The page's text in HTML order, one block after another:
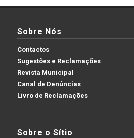
Sobre Nós
Contactos
Sugestões e Reclamações
Revista Municipal
Canal de Denúncias
Livro de Reclamações
Sobre o Sítio